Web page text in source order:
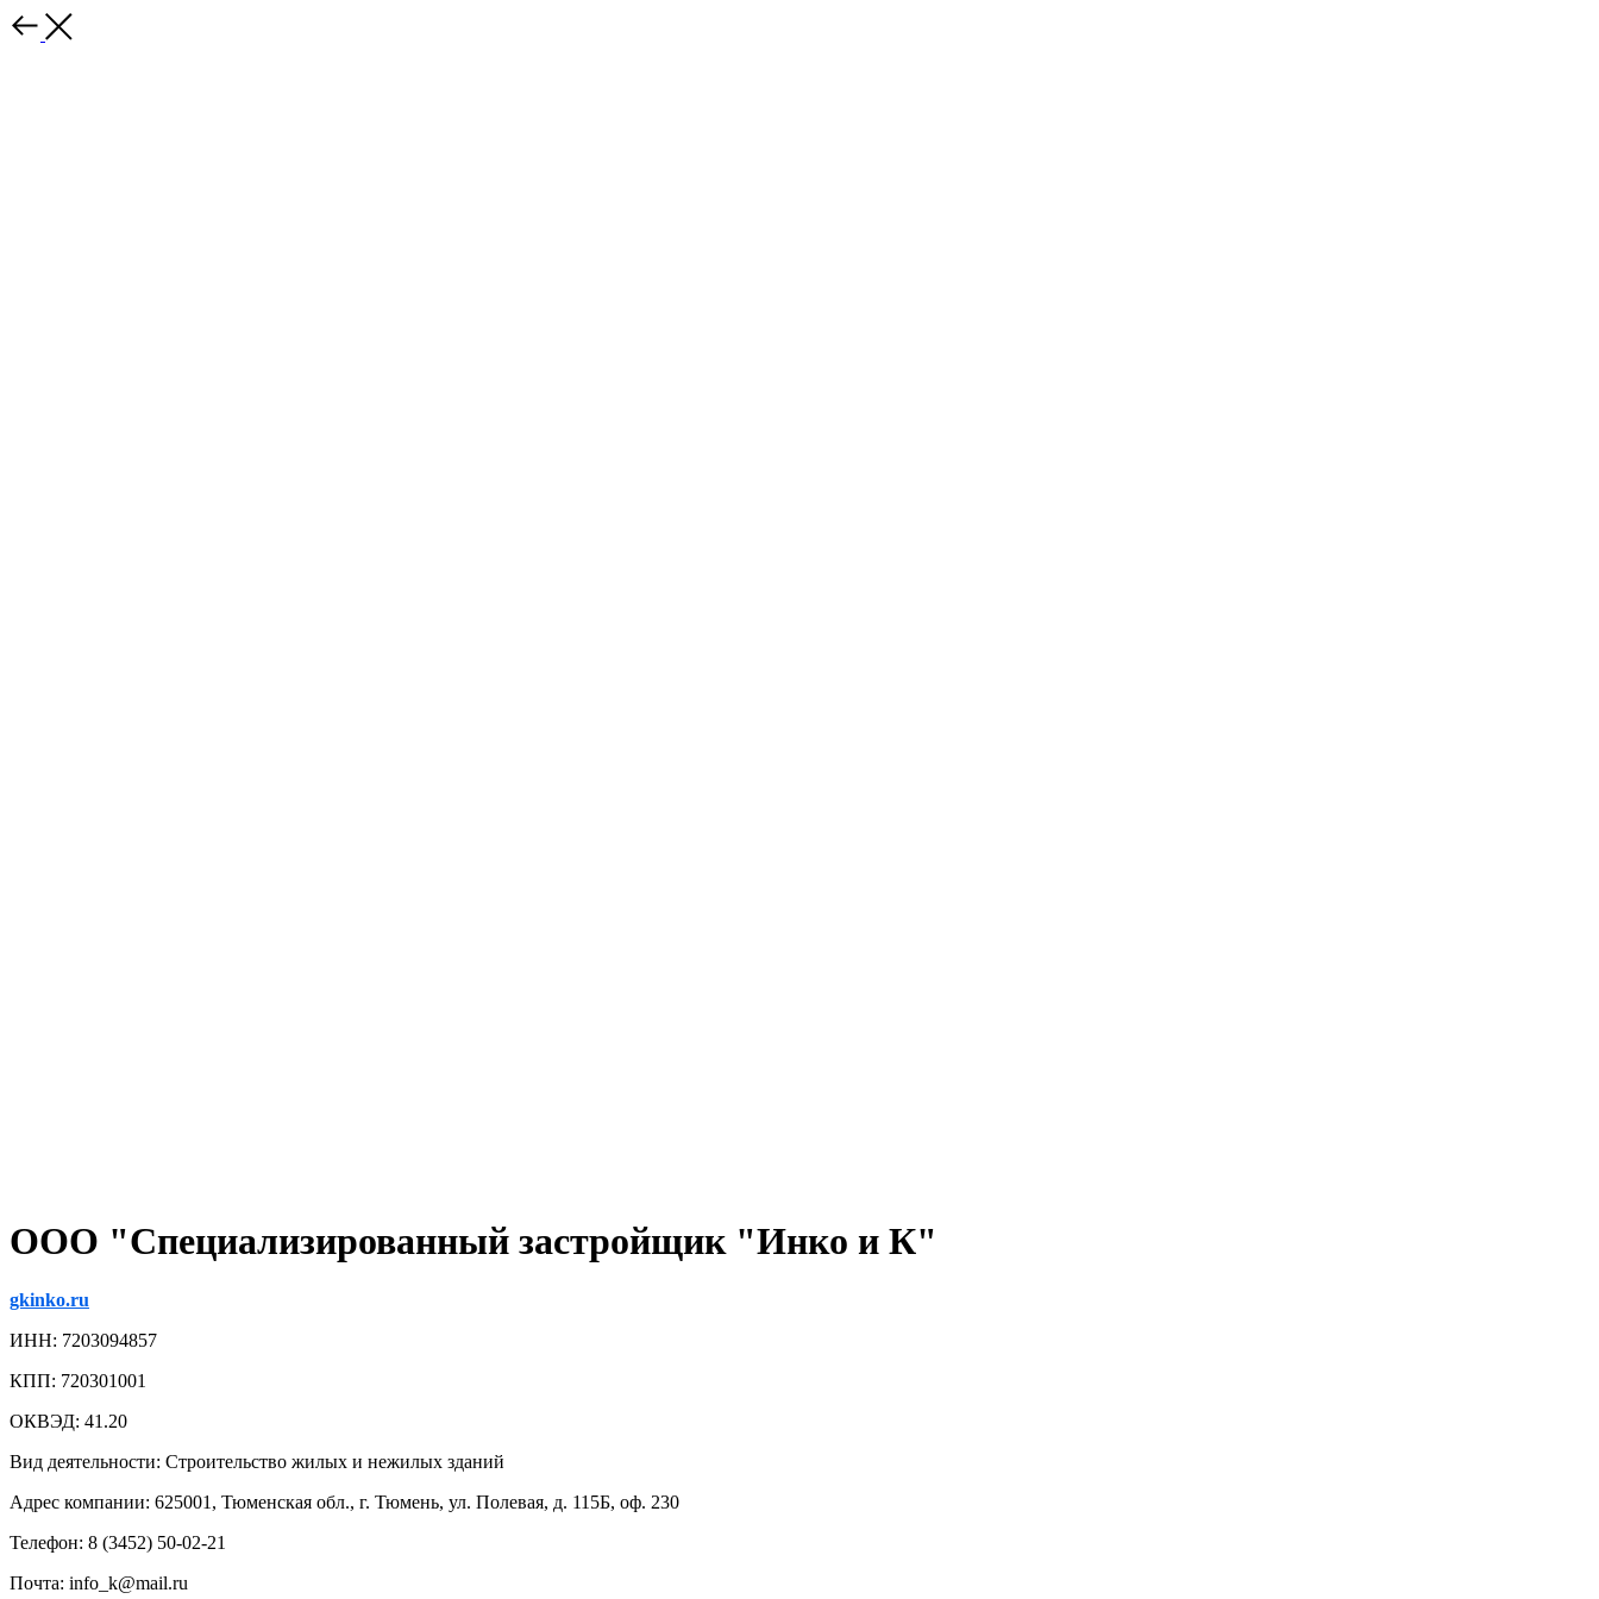
ООО "Специализированный застройщик "Инко и К"
gkinko.ru
ИНН: 7203094857
КПП: 720301001
ОКВЭД: 41.20
Вид деятельности: Строительство жилых и нежилых зданий
Адрес компании: 625001, Тюменская обл., г. Тюмень, ул. Полевая, д. 115Б, оф. 230
Телефон: 8 (3452) 50-02-21
Почта: info_k@mail.ru